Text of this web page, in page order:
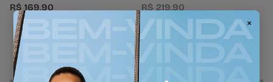
R$ 169,90 R$ 219,90
Produtos em Destaque
×